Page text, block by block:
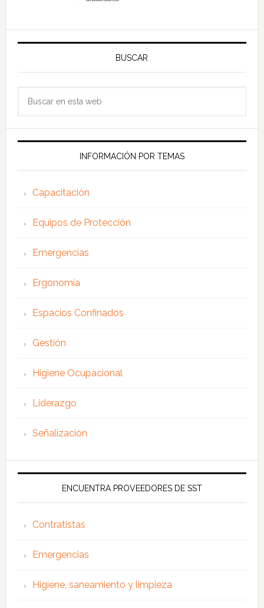
BUSCAR
web
INFORMACIÓN POR TEMAS
Capacitación
Equipos de Protección
Emergencias
Ergonomía
Espacios Confinados
Gestión
Higiene Ocupacional
Liderazgo
Señalización
ENCUENTRA PROVEEDORES DE SST
Contratistas
Emergencias
Higiene, saneamiento y limpieza